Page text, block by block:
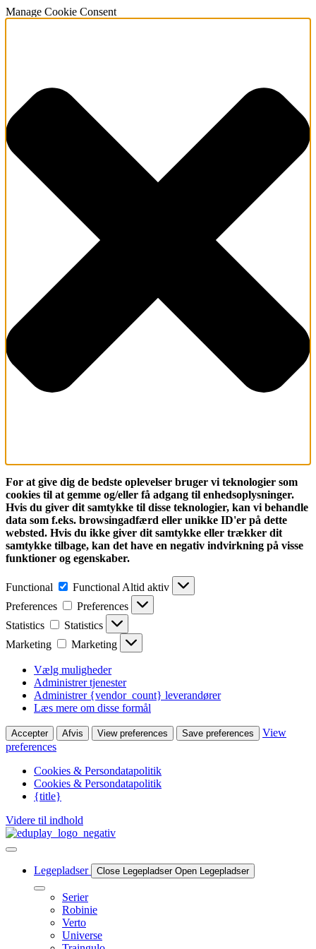
Manage Cookie Consent
For at give dig de bedste oplevelser bruger vi teknologier som
cookies til at gemme og/eller få adgang til enhedsoplysninger.
Hvis du giver dit samtykke til disse teknologier, kan vi behandle
data som f.eks. browsingadfærd eller unikke ID'er på dette
websted. Hvis du ikke giver dit samtykke eller trækker dit
samtykke tilbage, kan det have en negativ indvirkning på visse
funktioner og egenskaber.
Functional Functional Altid aktiv
Preferences
Preferences
Statistics
Statistics
Marketing
Marketing
Vælg muligheder
Administrer tjenester
Administrer {vendor_count} leverandører
Læs mere om disse formål
Accepter Afvis View preferences Save preferences
View
preferences
Cookies & Persondatapolitik
Cookies & Persondatapolitik
{title}
Videre til indhold
Legepladser Close Legepladser Open Legepladser
Serier
Robinie
Verto
Universe